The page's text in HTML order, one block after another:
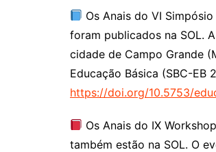
Os Anais do VI
foram publicados na SOL.
cidade de Campo Grande
Educação Básica (SBC-
https://doi.org/10.5753/
Os Anais do IX
também estão na SOL. O